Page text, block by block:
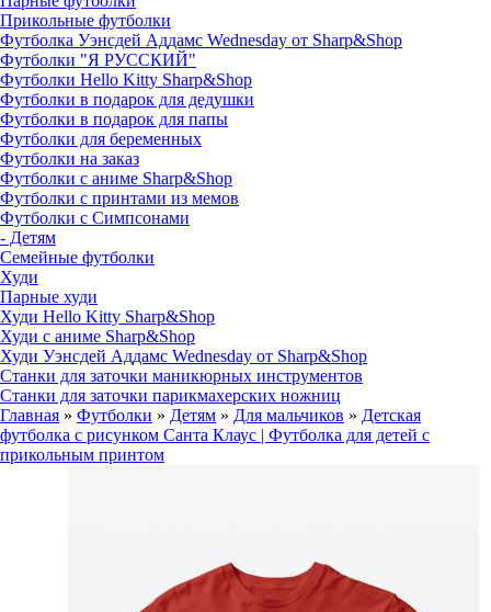
Прикольные футболки
Футболка Уэнсдей Аддамс Wednesday от Sharp&Shop
Футболки "Я РУССКИЙ"
Футболки Hello Kitty Sharp&Shop
Футболки в подарок для дедушки
Футболки в подарок для папы
Футболки для беременных
Футболки на заказ
Футболки с аниме Sharp&Shop
Футболки с принтами из мемов
Футболки с Симпсонами
- Детям
Семейные футболки
Худи
Парные худи
Худи Hello Kitty Sharp&Shop
Худи с аниме Sharp&Shop
Худи Уэнсдей Аддамс Wednesday от Sharp&Shop
Станки для заточки маникюрных инструментов
Станки для заточки парикмахерских ножниц
Главная » Футболки » Детям » Для мальчиков » Детская
футболка с рисунком Санта Клаус | Футболка для детей с
прикольным принтом